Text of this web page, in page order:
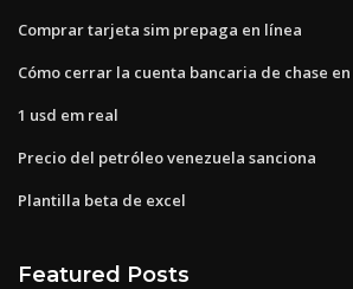
Comprar tarjeta sim prepaga en línea
Cómo cerrar la cuenta bancaria de chase
1 usd em real
Precio del petróleo venezuela sanciona
Plantilla beta de excel
Featured Posts